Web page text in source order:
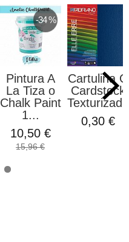
-34 %
Pintura A
La Tiza o
Chalk Paint
1...
10,50 €
15,96 €
Cartulina O
Cardstock
0,30 €